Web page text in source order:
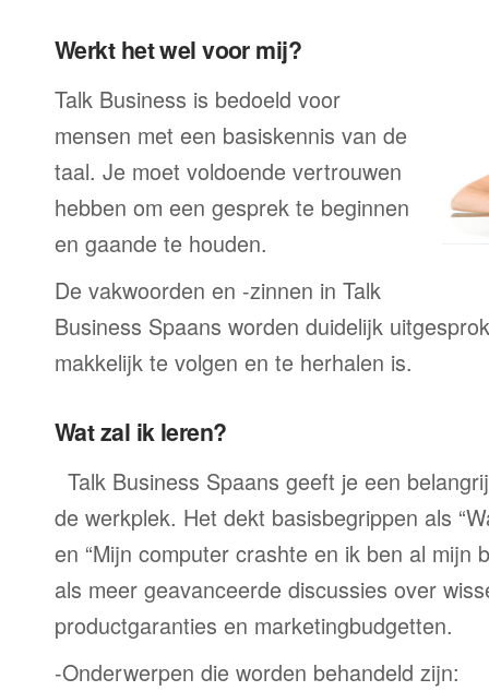
Werkt het wel voor mij?
Talk Business is bedoeld voor
mensen met een basiskennis van de
taal. Je moet voldoende vertrouwen
hebben om een gesprek te beginnen
en gaande te houden.
De vakwoorden en -zinnen in Talk
Business Spaans worden duidelijk
makkelijk te volgen en te herhalen is.
Wat zal ik leren?
Talk Business Spaans geeft je een
de werkplek. Het dekt basisbegrippen als
en “Mijn computer crashte en ik ben al mijn
als meer geavanceerde discussies over
productgaranties en marketingbudgetten.
-Onderwerpen die worden behandeld zijn: